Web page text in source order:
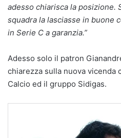
adesso chiarisca la posizione.
squadra la lasciasse in buone
in Serie C a garanzia.”
Adesso solo il patron
chiarezza sulla nuova vicenda
Calcio ed il gruppo Sidigas.